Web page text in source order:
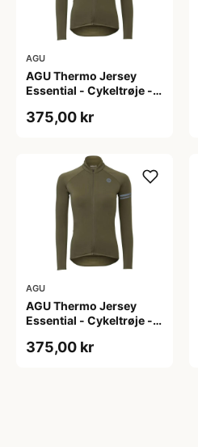
AGU
AGU Thermo Jersey
Essential - Cykeltrøje -
M
375,00 kr
AGU
AGU Thermo Jersey
Essential - Cykeltrøje -
XL
375,00 kr